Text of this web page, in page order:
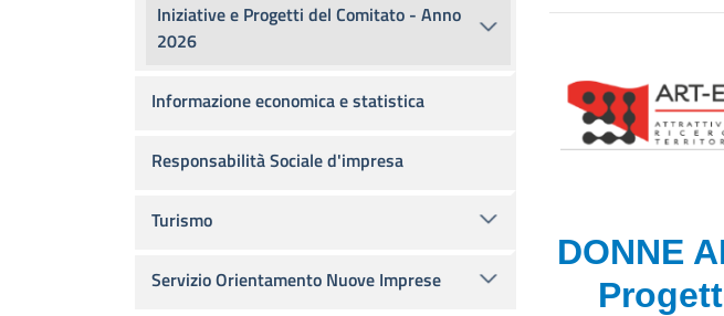
DONNE
Iniziative e Progetti del Comitato - Anno
2026
Informazione economica e statistica
Responsabilità Sociale d'impresa
Turismo
Servizio Orientamento Nuove Imprese